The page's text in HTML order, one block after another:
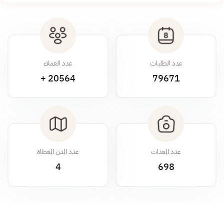
عدد الطلبات
79671
عدد العملاء
20564 +
عدد المعدات
698
عدد المدن المغطاة
4